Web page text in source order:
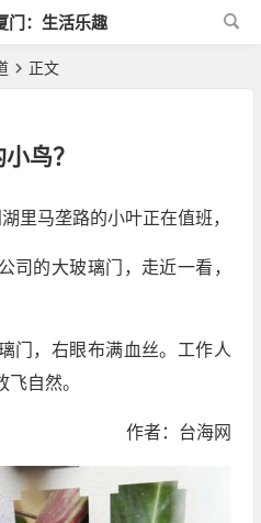
门：生活乐趣
正文
鸟？
里马垄路的小叶正在值班，
司的大玻璃门，走近一看，
门，右眼布满血丝。工作人
自然。
作者：台海网